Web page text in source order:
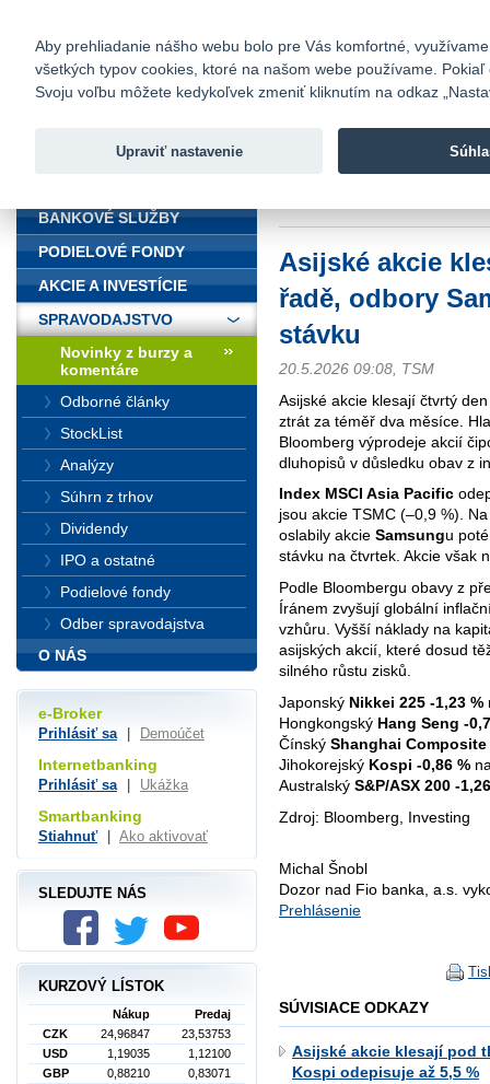
Fio banka
Fio banka
Asijské akcie
řadě, odbory
stávku
20.5.2026 09:08, TSM
Asijské akcie klesají čtvrtý
ztrát za téměř dva měsíce.
Bloomberg výprodeje akcií
dluhopisů v důsledku obav z
Index MSCI Asia Pacific
jsou akcie TSMC (–0,9 %).
oslabily akcie Samsungu
stávku na čtvrtek. Akcie však
Podle Bloombergu obavy z
Íránem zvyšují globální
vzhůru. Vyšší náklady na
asijských akcií, které dosud
silného růstu zisků.
Japonský Nikkei 225 -1,23 %
Hongkongský Hang Seng -
Čínský Shanghai Composite
Jihokorejský Kospi -0,86 %
Australský S&P/ASX 200 -
Zdroj: Bloomberg, Investing
Michal Šnobl
Dozor nad Fio banka, a.s.
Prehlásenie
SÚVISIACE ODKAZY
Asijské akcie klesají pod
Kospi odepisuje až 5,5 %
BANKOVÉ SLUŽBY
PODIELOVÉ FONDY
AKCIE A INVESTÍCIE
SPRAVODAJSTVO
Novinky z burzy a
komentáre
Odborné články
StockList
Analýzy
Súhrn z trhov
Dividendy
IPO a ostatné
Podielové fondy
Odber spravodajstva
O NÁS
e-Broker
Prihlásiť sa Demoúčet
Internetbanking
Prihlásiť sa Ukážka
Smartbanking
Stiahnuť Ako aktivovať
SLEDUJTE NÁS
KURZOVÝ LÍSTOK
Nákup
Predaj
CZK
24,96847
23,53753
USD
1,19035
1,12100
GBP
0,88210
0,83071
Aby prehliadanie nášho webu bolo pre Vás komfortné,
všetkých typov cookies, ktoré na našom webe používame.
Svoju voľbu môžete kedykoľvek zmeniť kliknutím na odkaz
Upraviť nastavenie